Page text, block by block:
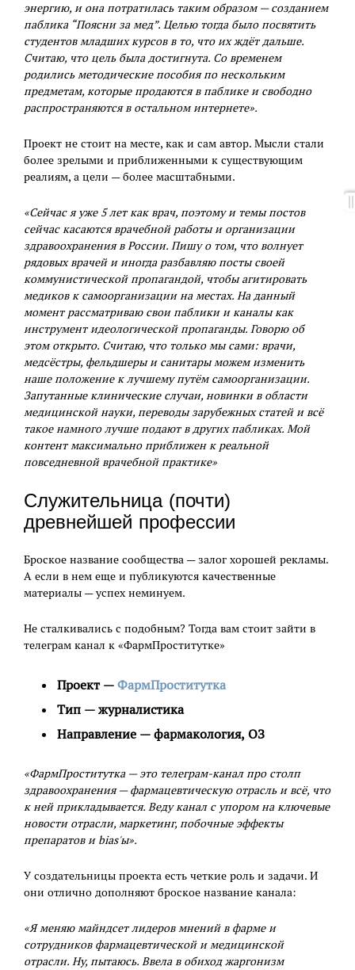
энергию, и она потратилась таким образом — созданием
паблика “Поясни за мед”. Целью тогда было посвятить
студентов младших курсов в то, что их ждёт дальше.
Считаю, что цель была достигнута. Со временем
родились методические пособия по нескольким
предметам, которые продаются в паблике и свободно
распространяются в остальном интернете».
Проект не стоит на месте, как и сам автор. Мысли стали
более зрелыми и приближенными к существующим
реалиям, а цели — более масштабными.
«Сейчас я уже 5 лет как врач, поэтому и темы постов
сейчас касаются врачебной работы и организации
здравоохранения в России. Пишу о том, что волнует
рядовых врачей и иногда разбавляю посты своей
коммунистической пропагандой, чтобы агитировать
медиков к самоорганизации на местах. На данный
момент рассматриваю свои паблики и каналы как
инструмент идеологической пропаганды. Говорю об
этом открыто. Считаю, что только мы сами: врачи,
медсёстры, фельдшеры и санитары можем изменить
наше положение к лучшему путём самоорганизации.
Запутанные клинические случаи, новинки в области
медицинской науки, переводы зарубежных статей и всё
такое намного лучше подают в других пабликах. Мой
контент максимально приближен к реальной
повседневной врачебной практике»
Служительница (почти)
древнейшей профессии
Броское название сообщества — залог хорошей рекламы.
А если в нем еще и публикуются качественные
материалы — успех неминуем.
Не сталкивались с подобным? Тогда вам стоит зайти в
телеграм канал к «ФармПроститутке»
Проект —ФармПроститутка
Тип — журналистика
Направление — фармакология, ОЗ
«ФармПроститутка — это телеграм-канал про столп
здравоохранения — фармацевтическую отрасль и всё, что
к ней прикладывается. Веду канал с упором на ключевые
новости отрасли, маркетинг, побочные эффекты
препаратов и bias'ы».
У создательницы проекта есть четкие роль и задачи. И
они отлично дополняют броское название канала:
«Я меняю майндсет лидеров мнений в фарме и
сотрудников фармацевтической и медицинской
отрасли. Ну, пытаюсь. Ввела в обиход жаргонизм